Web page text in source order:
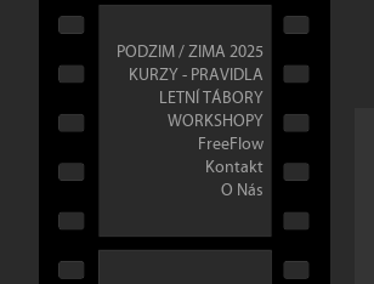
PODZIM / ZIMA 2025
KURZY - PRAVIDLA
LETNÍ TÁBORY
WORKSHOPY
FreeFlow
Kontakt
O Nás